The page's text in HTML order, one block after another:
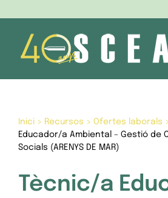
content
Inici> Recursos > Ofertes laborals
Educador/a Ambiental – Gestió de
Socials (ARENYS DE MAR)
Tècnic/a